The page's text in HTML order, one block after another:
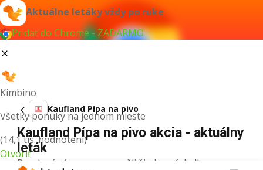
Aktuálne letáky vždy po ruke
Pridať do Chrome - ZADARMO
Kimbino
Všetky ponuky na jednom mieste
(14,1 tis. hodnotení)
Otvoriť
Kaufland Pípa na pivo
Kaufland Pípa na pivo akcia - aktuálny
leták
Pre daný výraz sme nenašli žiadne výsledky.